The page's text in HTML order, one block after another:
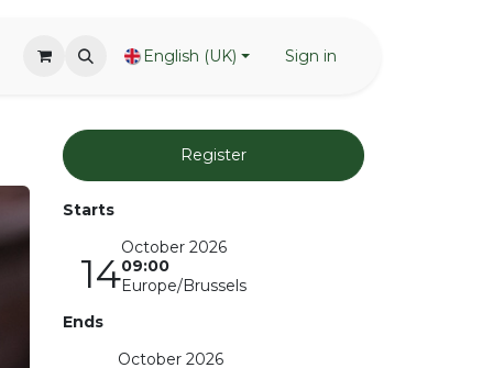
English (UK) Sign in
Register
Starts
14
October 2026
09:00
Europe/Brussels
Ends
October 2026